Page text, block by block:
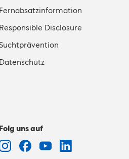
Fernabsatzinformation
Responsible Disclosure
Suchtprävention
Datenschutz
Folg uns auf